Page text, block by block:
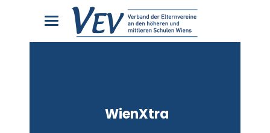
WienXtra